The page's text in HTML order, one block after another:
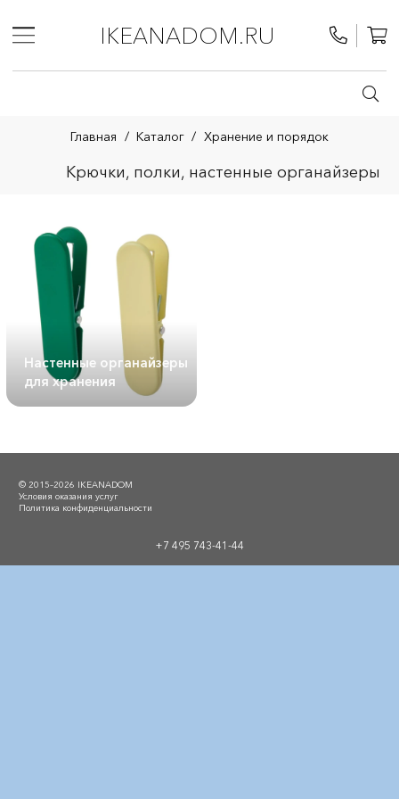
IKEANADOM.RU
Главная / Каталог / Хранение и порядок
Крючки, полки, настенные органайзеры
Настенные органайзеры
для хранения
© 2015–2026 IKEANADOM
Условия оказания услуг
Политика конфиденциальности
+7 495 743-41-44